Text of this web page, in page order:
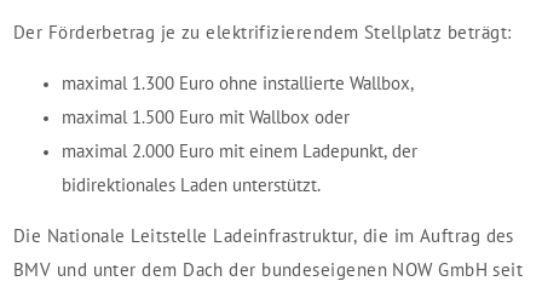
Der Förderbetrag je zu elektrifizierendem Stellplatz beträgt:
maximal 1.300 Euro ohne installierte Wallbox,
maximal 1.500 Euro mit Wallbox oder
maximal 2.000 Euro mit einem Ladepunkt, der
bidirektionales Laden unterstützt.
Die Nationale Leitstelle Ladeinfrastruktur, die im Auftrag des
BMV und unter dem Dach der bundeseigenen NOW GmbH seit